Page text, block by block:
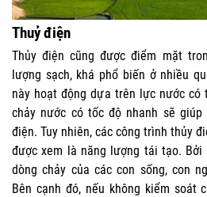
Thuỷ điện
Thủy điện cũng được điểm mặt
lượng sạch, khá phổ biến ở nhiều
này hoạt động dựa trên lực nước có
chảy nước có tốc độ nhanh sẽ
điện. Tuy nhiên, các công trình thủy
được xem là năng lượng tái tạo. Bởi
dòng chảy của các con sống, con
Bên cạnh đó, nếu không kiểm soát